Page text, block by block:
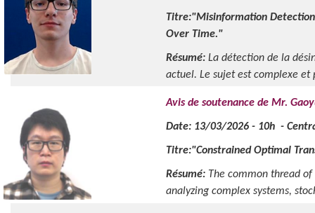
Titre:"Misinformation
Over Time."
Résumé: La détection de la
actuel. Le sujet est complexe et
Avis de soutenance de Mr.
Date: 13/03/2026 - 10h -
Titre:"Constrained Optimal
Résumé: The common thread
analyzing complex systems,